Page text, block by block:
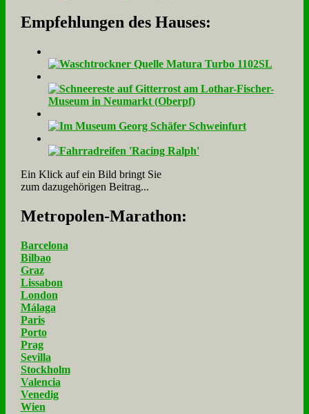
Empfehlungen des Hauses:
Ein Klick auf ein Bild bringt Sie
zum dazugehörigen Beitrag...
Me­tro­po­len-Ma­ra­thon:
Barcelona
Bilbao
Graz
Lissabon
London
Málaga
Paris
Porto
Prag
Sevilla
Stockholm
Valencia
Venedig
Wien